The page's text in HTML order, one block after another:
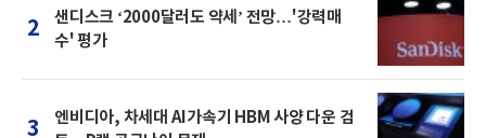
2
샌디스크 ‘2000달러도 약세’ 전망…'강력매
수' 평가
3
엔비디아, 차세대 AI가속기 HBM 사양 다운 검